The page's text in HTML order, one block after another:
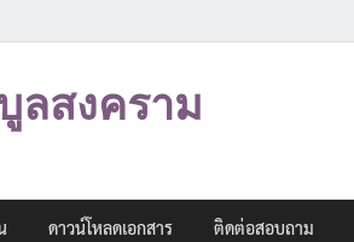
ลสงคราม
ดาวน์โหลดเอกสาร ติดต่อสอบถาม